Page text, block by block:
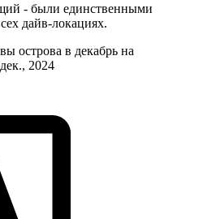
- были единственными
дайв-локациях.
острова в декабрь на
2024